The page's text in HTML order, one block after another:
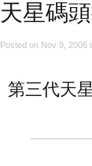
天星碼
Posted on Nov 9, 2006
第三代天